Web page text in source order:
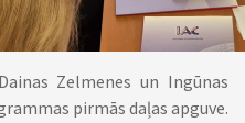
Zelmenes un Ingūnas
pirmās daļas apguve.